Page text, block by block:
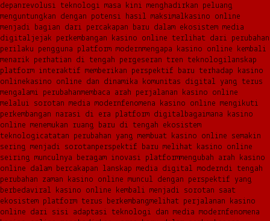
depanrevolusi teknologi masa kini menghadirkan peluang
menguntungkan dengan potensi hasil maksimal kasino online
menjadi bagian dari percakapan baru dalam ekosistem media
digitaljejak perkembangan kasino online terlihat dari perubahan
perilaku pengguna platform modernmengapa kasino online kembali
menarik perhatian di tengah pergeseran tren teknologilanskap
platform interaktif memberikan perspektif baru terhadap kasino
online kasino online dan dinamika komunitas digital yang terus
mengalami perubahanmembaca arah perjalanan kasino online
melalui sorotan media modernfenomena kasino online mengikuti
perkembangan narasi di era platform digital bagaimana kasino
online menemukan ruang baru di tengah ekosistem
teknologicatatan perubahan yang membuat kasino online semakin
sering menjadi sorotanperspektif baru melihat kasino online
seiring munculnya beragam inovasi platformmengubah arah kasino
online dalam bercakapan lanskap media digital moderndi tengah
perubahan zaman kasino online muncul dengan perspektif yang
berbedaviral kasino online kembali menjadi sorotan saat
ekosistem platform terus berkembangmelihat perjalanan kasino
online dari sisi adaptasi teknologi dan media modernfenomena